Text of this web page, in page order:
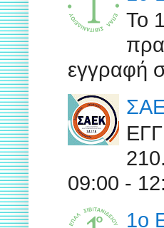
Το
εγγραφή
09:00 -
1ο